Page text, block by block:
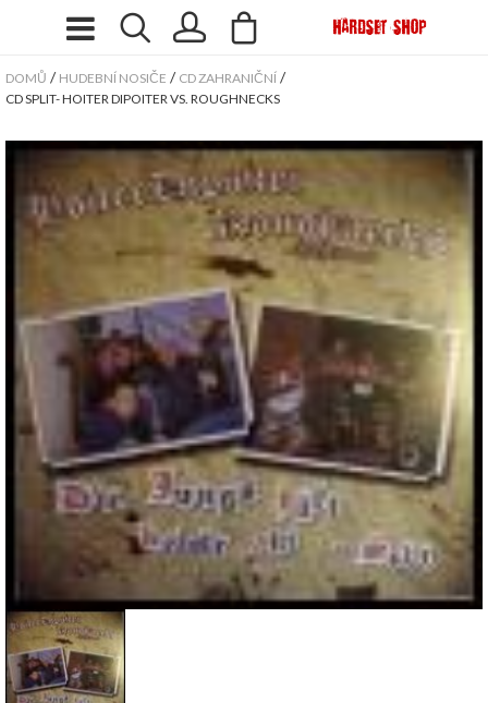
DOMŮ / HUDEBNÍ NOSIČE / CD ZAHRANIČNÍ /
CD SPLIT- HOITER DIPOITER VS. ROUGHNECKS